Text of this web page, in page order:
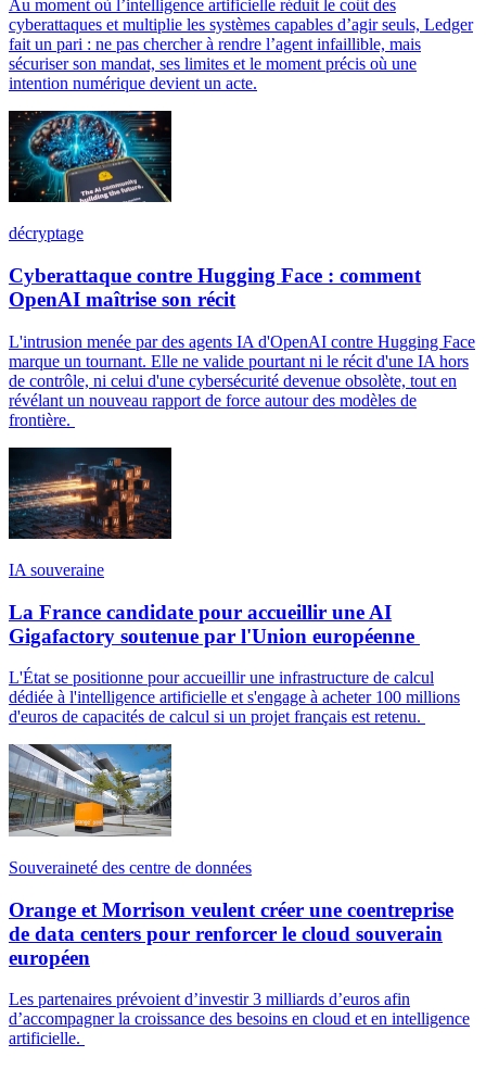
Au moment où l’intelligence artificielle réduit le coût des
cyberattaques et multiplie les systèmes capables d’agir seuls, Ledger
fait un pari : ne pas chercher à rendre l’agent infaillible, mais
sécuriser son mandat, ses limites et le moment précis où une
intention numérique devient un acte.
décryptage
Cyberattaque contre Hugging Face : comment
OpenAI maîtrise son récit
L'intrusion menée par des agents IA d'OpenAI contre Hugging Face
marque un tournant. Elle ne valide pourtant ni le récit d'une IA hors
de contrôle, ni celui d'une cybersécurité devenue obsolète, tout en
révélant un nouveau rapport de force autour des modèles de
frontière.
IA souveraine
La France candidate pour accueillir une AI
Gigafactory soutenue par l'Union européenne
L'État se positionne pour accueillir une infrastructure de calcul
dédiée à l'intelligence artificielle et s'engage à acheter 100 millions
d'euros de capacités de calcul si un projet français est retenu.
Souveraineté des centre de données
Orange et Morrison veulent créer une coentreprise
de data centers pour renforcer le cloud souverain
européen
Les partenaires prévoient d’investir 3 milliards d’euros afin
d’accompagner la croissance des besoins en cloud et en intelligence
artificielle.